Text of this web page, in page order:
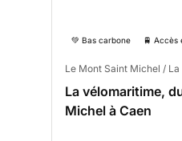
💚 Bas carbone 🚆 Accès
Le Mont Saint Michel /
La vélomaritime,
Michel à Caen